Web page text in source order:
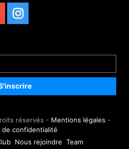
réservés - Mentions légales -
de confidentialité
Nous rejoindre Team